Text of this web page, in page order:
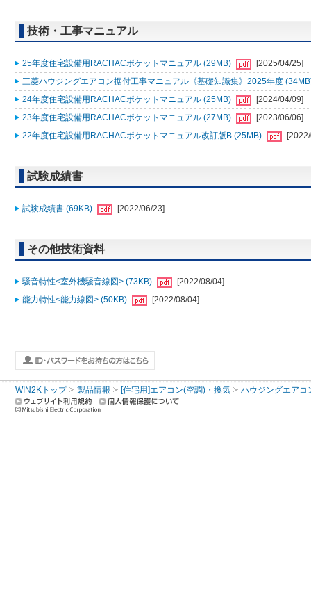
技術・工事マニュアル
25年度住宅設備用RACHACポケットマニュアル (29MB)
[2025/04/25]
三菱ハウジングエアコン据付工事マニュアル《基礎知識集》2025年度
24年度住宅設備用RACHACポケットマニュアル (25MB)
[2024/04/09]
23年度住宅設備用RACHACポケットマニュアル (27MB)
[2023/06/06]
22年度住宅設備用RACHACポケットマニュアル改訂版B (25MB)
試験成績書
試験成績書 (69KB) [2022/06/23]
その他技術資料
騒音特性<室外機騒音線図> (73KB)
[2022/08/04]
能力特性<能力線図> (50KB)
[2022/08/04]
WIN2Kトップ 製品情報 [住宅用]エアコン(空調)・換気 ハウジングエアコ